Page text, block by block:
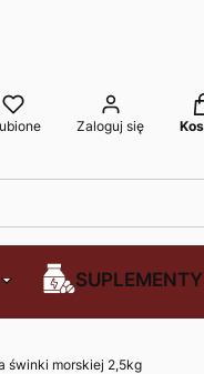
Zaloguj się
świnki morskiej 2,5kg